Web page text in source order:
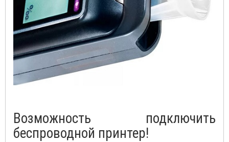
Возможность подключить
беспроводной принтер!